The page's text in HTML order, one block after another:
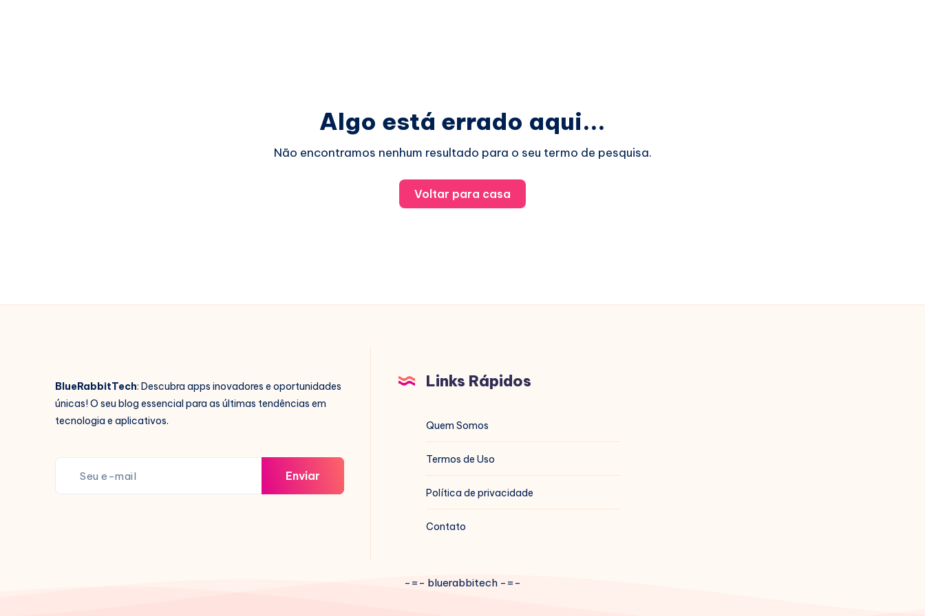
Algo está errado aqui...
Não encontramos nenhum resultado para o seu termo de pesquisa.
Voltar para casa
BlueRabbitTech: Descubra apps inovadores e oportunidades
únicas! O seu blog essencial para as últimas tendências em
tecnologia e aplicativos.
Enviar
Links Rápidos
Quem Somos
Termos de Uso
Política de privacidade
Contato
-=- bluerabbitech -=-